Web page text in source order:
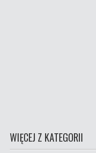
WIĘCEJ Z KATEGORII